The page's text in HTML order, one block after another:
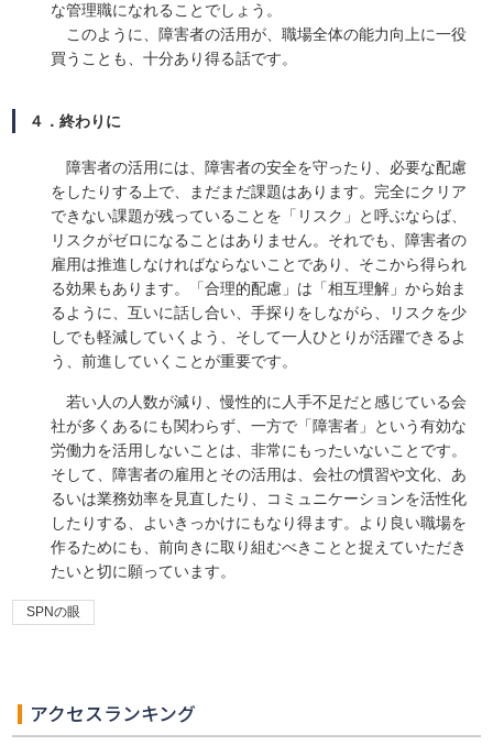
な管理職になれることでしょう。
このように、障害者の活用が、職場全体の能力向上に一役
買うことも、十分あり得る話です。
４．終わりに
障害者の活用には、障害者の安全を守ったり、必要な配慮
をしたりする上で、まだまだ課題はあります。完全にクリア
できない課題が残っていることを「リスク」と呼ぶならば、
リスクがゼロになることはありません。それでも、障害者の
雇用は推進しなければならないことであり、そこから得られ
る効果もあります。「合理的配慮」は「相互理解」から始ま
るように、互いに話し合い、手探りをしながら、リスクを少
しでも軽減していくよう、そして一人ひとりが活躍できるよ
う、前進していくことが重要です。
若い人の人数が減り、慢性的に人手不足だと感じている会
社が多くあるにも関わらず、一方で「障害者」という有効な
労働力を活用しないことは、非常にもったいないことです。
そして、障害者の雇用とその活用は、会社の慣習や文化、あ
るいは業務効率を見直したり、コミュニケーションを活性化
したりする、よいきっかけにもなり得ます。より良い職場を
作るためにも、前向きに取り組むべきことと捉えていただき
たいと切に願っています。
SPNの眼
アクセスランキング